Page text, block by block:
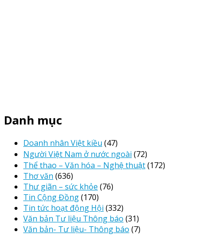
Danh mục
Doanh nhân Việt kiều (47)
Người Việt Nam ở nước ngoài (72)
Thể thao – Văn hóa – Nghệ thuật(172)
Thơ văn (636)
Thư giãn – sức khỏe (76)
Tin Cộng Đồng(170)
Tin tức hoạt động Hội (332)
Văn bản Tư liệu Thông báo (31)
Văn bản- Tư liệu- Thông báo (7)